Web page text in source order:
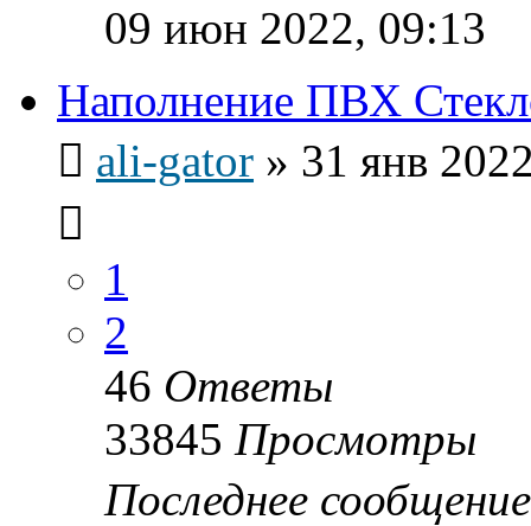
09 июн 2022, 09:13
Наполнение ПВХ
ali-gator » 31 янв
1
2
46 Ответы
33845 Просмотры
Последнее